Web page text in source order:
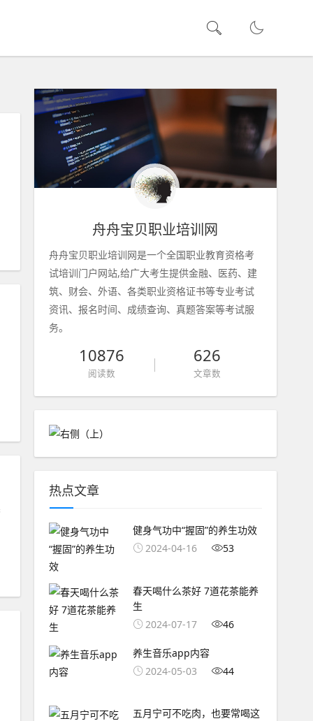
舟舟宝贝职业培训网
舟舟宝贝职业培训网是一个全国职业教育资格考
试培训门户网站,给广大考生提供金融、医药、建
筑、财会、外语、各类职业资格证书等专业考试
资讯、报名时间、成绩查询、真题答案等考试服
务。
10876
阅读数
626
文章数
热点文章
健身气功中“握固”的养生功效
2024-04-16
53
春天喝什么茶好 7道花茶能养
生
2024-07-17
46
养生音乐app内容
2024-05-03
44
五月宁可不吃肉，也要常喝这